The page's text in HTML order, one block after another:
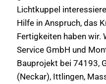
Lichtkuppel
Hilfe in Anspruch, das
Fertigkeiten haben wir.
Service GmbH und
Bauprojekt bei 74193,
(Neckar), Ittlingen,